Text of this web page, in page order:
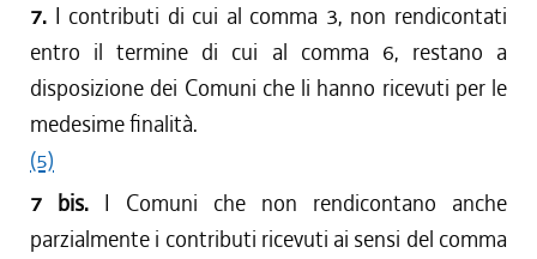
7. I contributi di cui al comma 3, non rendicontati
entro il termine di cui al comma 6, restano a
disposizione dei Comuni che li hanno ricevuti per le
medesime finalità.
(5)
7 bis. I Comuni che non rendicontano anche
parzialmente i contributi ricevuti ai sensi del comma